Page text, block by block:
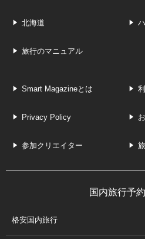
北海道
旅行のマニュアル
Smart Magazineとは
Privacy Policy
参加クリエイター 
国内旅行予
格安国内旅行